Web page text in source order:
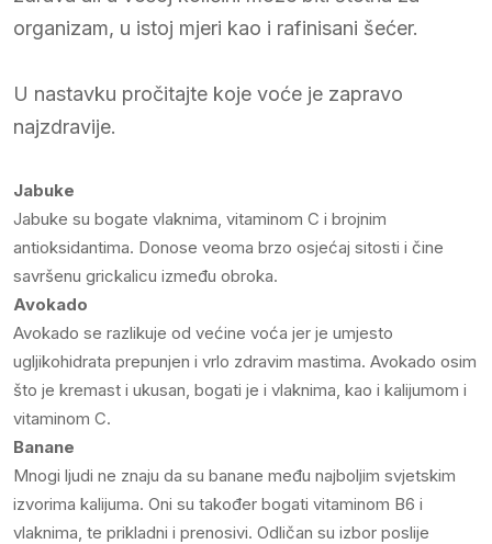
organizam, u istoj mjeri kao i rafinisani šećer.
U nastavku pročitajte koje voće je zapravo
najzdravije.
Jabuke
Jabuke su bogate vlaknima, vitaminom C i brojnim
antioksidantima. Donose veoma brzo osjećaj sitosti i čine
savršenu grickalicu između obroka.
Avokado
Avokado se razlikuje od većine voća jer je umjesto
ugljikohidrata prepunjen i vrlo zdravim mastima. Avokado osim
što je kremast i ukusan, bogati je i vlaknima, kao i kalijumom i
vitaminom C.
Banane
Mnogi ljudi ne znaju da su banane među najboljim svjetskim
izvorima kalijuma. Oni su također bogati vitaminom B6 i
vlaknima, te prikladni i prenosivi. Odličan su izbor poslije